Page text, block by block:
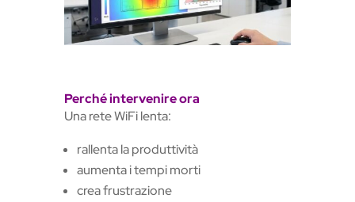
Perché intervenire ora
Una rete WiFi lenta:
rallenta la produttività
aumenta i tempi morti
crea frustrazione